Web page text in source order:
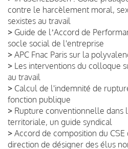
contre le harcèlement moral,
sexistes au travail
> Guide de lʼAccord de
socle social de l'entreprise
> APC Fnac Paris sur la
> Les interventions du colloque
au travail
> Calcul de l'indemnité de
fonction publique
> Rupture conventionnelle dans
territoriale, un guide syndical
> Accord de composition du
direction de désigner des élus